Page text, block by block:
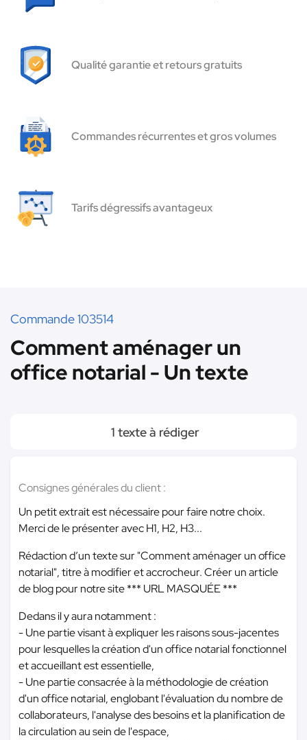
Qualité garantie et retours gratuits
Commandes récurrentes et gros volumes
Tarifs dégressifs avantageux
Commande 103514
Comment aménager un
office notarial - Un texte
1 texte à rédiger
Consignes générales du client :
Un petit extrait est nécessaire pour faire notre choix.
Merci de le présenter avec H1, H2, H3...
Rédaction d’un texte sur "Comment aménager un office
notarial", titre à modifier et accrocheur. Créer un article
de blog pour notre site*** URL MASQUÉE ***
Dedans il y aura notamment :
- Une partie visant à expliquer les raisons sous-jacentes
pour lesquelles la création d'un office notarial fonctionnel
et accueillant est essentielle,
- Une partie consacrée à la méthodologie de création
d'un office notarial, englobant l'évaluation du nombre de
collaborateurs, l'analyse des besoins et la planification de
la circulation au sein de l'espace,